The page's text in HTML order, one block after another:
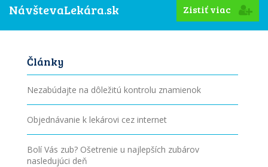
NávštevaLekára.sk
Zistiť viac
Články
Nezabúdajte na dôležitú kontrolu znamienok
Objednávanie k lekárovi cez internet
Bolí Vás zub? Ošetrenie u najlepších zubárov
nasledujúci deň